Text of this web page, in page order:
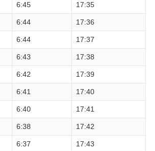
6:45 17:35
6:44 17:36
6:44 17:37
6:43 17:38
6:42 17:39
6:41 17:40
6:40 17:41
6:38 17:42
6:37 17:43